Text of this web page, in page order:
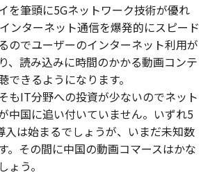
を筆頭に5Gネットワーク技術が優れ
ンターネット通信を爆発的にスピード
のでユーザーのインターネット利用が
、読み込みに時間のかかる動画コンテ
できるようになります。
もIT分野への投資が少ないのでネット
中国に追い付いていません。いずれ5
入は始まるでしょうが、いまだ未知数
。その間に中国の動画コマースはかな
ょう。